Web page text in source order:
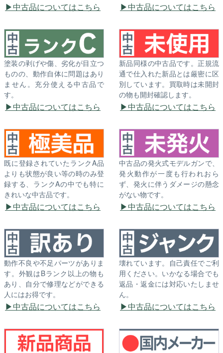
中古品についてはこちら 中古品についてはこちら
塗装の剥げや傷、劣化が目立つ
ものの、動作自体に問題はあり
ません。充分使える中古品で
す。
中古品についてはこちら
新品同様の中古品です。正規流
通で仕入れた新品とは厳密に区
別しています。買取時は未開封
の物も開封確認します。
中古品についてはこちら
既に登録されていたランクA品
よりも状態が良い等の時のみ登
録する、ランクAの中でも特に
きれいな中古品です。
中古品についてはこちら
中古品の発火式モデルガンで、
発火動作が一度も行われおら
ず、発火に伴うダメージの懸念
がない物です。
中古品についてはこちら
動作不良や不足パーツがありま
す。外観はBランク以上の物も
あり、自分で修理などができる
人にはお得です。
中古品についてはこちら
壊れています。自己責任でご利
用ください。いかなる場合でも
返品・返金には対応いたしませ
ん。
中古品についてはこちら